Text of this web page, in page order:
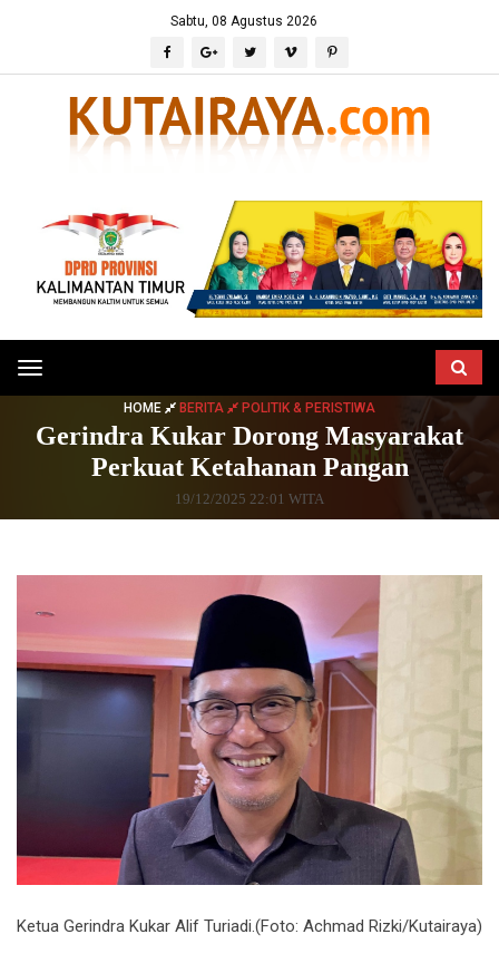
Sabtu, 08 Agustus 2026
Toggle
navigation
HOME BERITA POLITIK & PERISTIWA
Gerindra Kukar Dorong Masyarakat
Perkuat Ketahanan Pangan
19/12/2025 22:01 WITA
Ketua Gerindra Kukar Alif Turiadi.(Foto: Achmad Rizki/Kutairaya)